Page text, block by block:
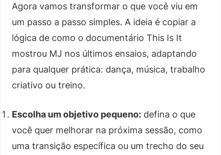
Agora vamos transformar o que você viu em
um passo a passo simples. A ideia é copiar a
lógica de como o documentário This Is It
mostrou MJ nos últimos ensaios, adaptando
para qualquer prática: dança, música, trabalho
criativo ou treino.
Escolha um objetivo pequeno: defina o que
você quer melhorar na próxima sessão, como
uma transição específica ou um trecho do seu